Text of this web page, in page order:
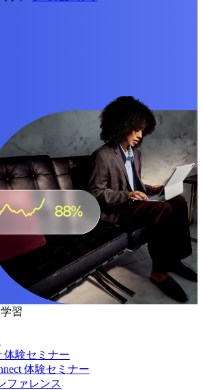
習
体験セミナー
体験セミナー
ファレンス